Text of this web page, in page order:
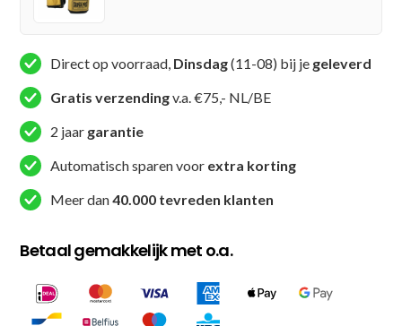
Zwart
Wit
aantal
Direct op voorraad, Dinsdag(11-08) bij je geleverd
Gratis verzendingv.a. €75,- NL/BE
2 jaar garantie
Automatisch sparen voor extra korting
Meer dan40.000 tevreden klanten
Betaal gemakkelijk met o.a.